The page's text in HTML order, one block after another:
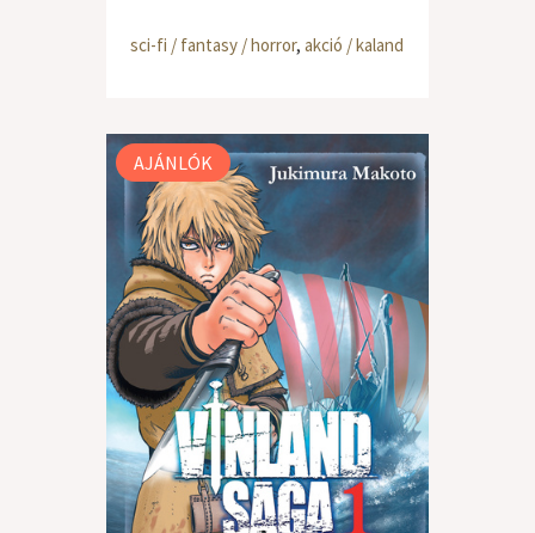
sci-fi / fantasy / horror, akció / kaland
AJÁNLÓK